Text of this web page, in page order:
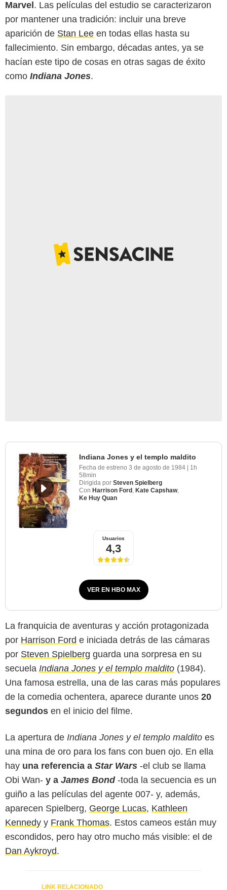
Marvel. Las películas del estudio se caracterizaron
por mantener una tradición: incluir una breve
aparición de Stan Lee en todas ellas hasta su
fallecimiento. Sin embargo, décadas antes, ya se
hacían este tipo de cosas en otras sagas de éxito
como Indiana Jones.
Indiana Jones y el templo maldito
Fecha de estreno 3 de agosto de 1984 | 1h
58min
Dirigida por Steven Spielberg
Con Harrison Ford Kate Capshaw,
Ke Huy Quan
Usuarios
4,3
VER EN HBO MAX
La franquicia de aventuras y acción protagonizada
por Harrison Ford e iniciada detrás de las cámaras
por Steven Spielberg guarda una sorpresa en su
secuela Indiana Jones y el templo maldito (1984).
Una famosa estrella, una de las caras más populares
de la comedia ochentera, aparece durante unos 20
segundos en el inicio del filme.
La apertura de Indiana Jones y el templo maldito es
una mina de oro para los fans con buen ojo. En ella
hay una referencia a Star Wars -el club se llama
Obi Wan- y a James Bond-toda la secuencia es un
guiño a las películas del agente 007- y, además,
aparecen Spielberg, George Lucas, Kathleen
Kennedy y Frank Thomas. Estos cameos están muy
escondidos, pero hay otro mucho más visible: el de
Dan Aykroyd.